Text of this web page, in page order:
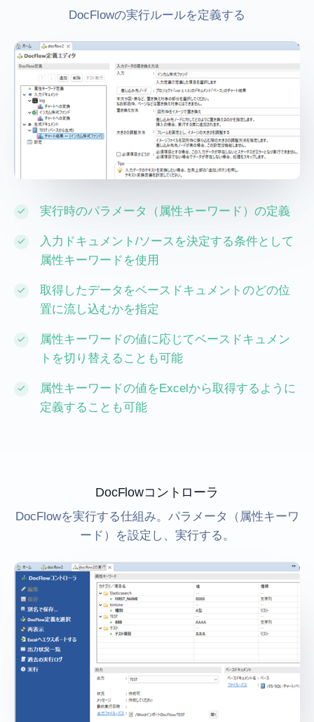
DocFlowの実行ルールを定義する
実行時のパラメータ（属性キーワード）の定義
入力ドキュメント/ソースを決定する条件として
属性キーワードを使用
取得したデータをベースドキュメントのどの位
置に流し込むかを指定
属性キーワードの値に応じてベースドキュメン
トを切り替えることも可能
属性キーワードの値をExcelから取得するように
定義することも可能
DocFlowコントローラ
DocFlowを実行する仕組み。パラメータ（属性キーワ
ード）を設定し、実行する。